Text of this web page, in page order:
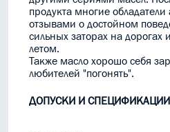
продукта многие
отзывами о достойном
сильных заторах на дорогах
летом.
Также масло хорошо себя
любителей "погонять".
ДОПУСКИ И